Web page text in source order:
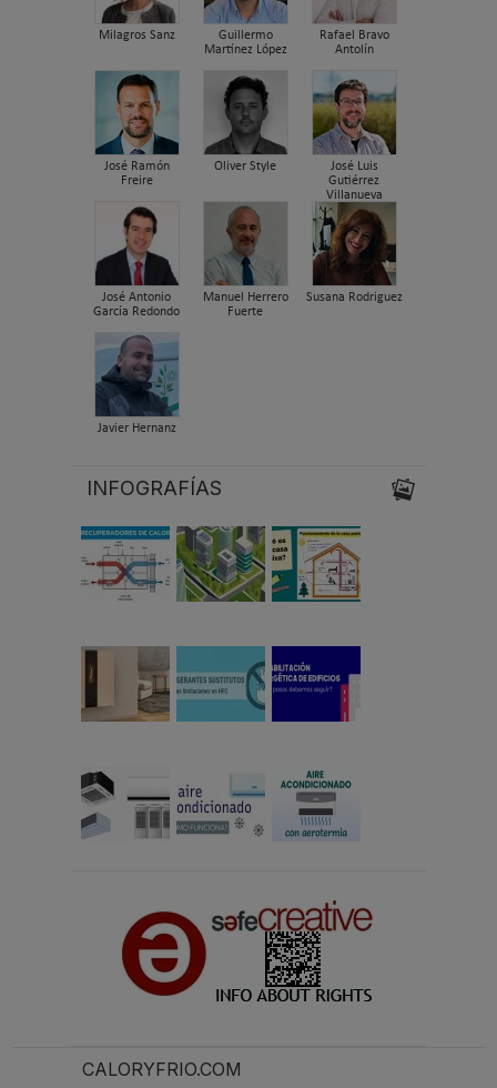
Milagros Sanz
Guillermo
Martínez López
Rafael Bravo
Antolín
José Ramón
Freire
Oliver Style
José Luis
Gutiérrez
Villanueva
José Antonio
García Redondo
Manuel Herrero
Fuerte
Susana Rodriguez
Javier Hernanz
INFOGRAFÍAS
CALORYFRIO.COM